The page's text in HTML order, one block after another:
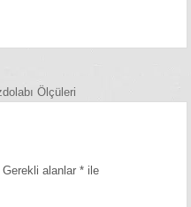
Ölçüleri
Gerekli alanlar* ile